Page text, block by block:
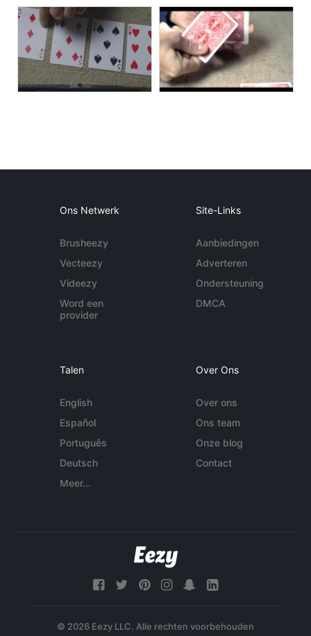
Ons Netwerk
Brusheezy
Vecteezy
Videezy
Word een
provider
Site-Links
Aanbiedingen
Adverteren
Ondersteuning
DMCA
Talen
English
Español
Português
Deutsch
Meer...
Over Ons
Over ons
Ons team
Onze blog
Contact
© 2026 Eezy LLC. Alle rechten voorbehouden